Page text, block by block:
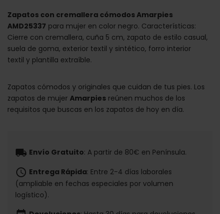
Zapatos con cremallera cómodos Amarpies
AMD25337 para mujer en color negro. Características:
Cierre con cremallera, cuña 5 cm, zapato de estilo casual,
suela de goma, exterior textil y sintético, forro interior
textil y plantilla extraíble.
Zapatos cómodos y originales que cuidan de tus pies. Los
zapatos de mujer Amarpies reúnen muchos de los
requisitos que buscas en los zapatos de hoy en día.
local_shipping Envío Gratuito: A partir de 80€ en Península.
schedule Entrega Rápida: Entre 2-4 días laborales
(ampliable en fechas especiales por volumen
logístico).